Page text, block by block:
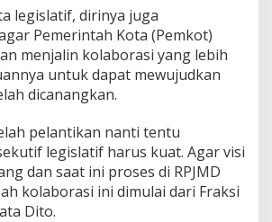
U
s
a
i
D
i
n
t
i
k
legislatif, dirinya juga
Pemerintah Kota (Pemkot)
menjalin kolaborasi yang lebih
untuk dapat mewujudkan
dicanangkan.
pelantikan nanti tentu
legislatif harus kuat. Agar visi
dan saat ini proses di RPJMD
kolaborasi ini dimulai dari Fraksi
Dito.